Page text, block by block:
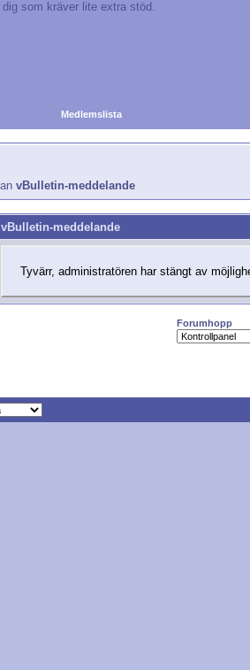
Medlemslista
vBulletin-meddelande
vBulletin-meddelande
Tyvärr, administratören har stängt av
Forumhopp